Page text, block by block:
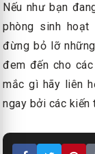
Nếu như bạn
phòng sinh
đừng bỏ lỡ
đem đến cho
mắc gì hãy liên
ngay bởi các kiến